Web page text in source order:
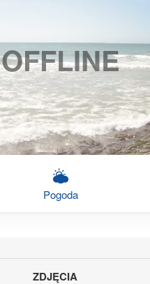
OFFLINE
Pogoda
ZDJĘCIA